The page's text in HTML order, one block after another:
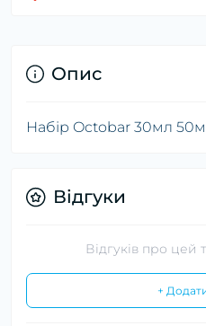
Опис
Набір Octobar 30мл
Відгуки
Відгуків про цей
+